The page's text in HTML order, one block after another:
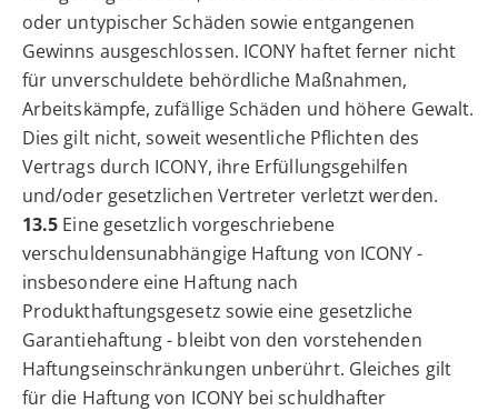
oder untypischer Schäden sowie entgangenen
Gewinns ausgeschlossen. ICONY haftet ferner nicht
für unverschuldete behördliche Maßnahmen,
Arbeitskämpfe, zufällige Schäden und höhere Gewalt.
Dies gilt nicht, soweit wesentliche Pflichten des
Vertrags durch ICONY, ihre Erfüllungsgehilfen
und/oder gesetzlichen Vertreter verletzt werden.
13.5 Eine gesetzlich vorgeschriebene
verschuldensunabhängige Haftung von ICONY -
insbesondere eine Haftung nach
Produkthaftungsgesetz sowie eine gesetzliche
Garantiehaftung - bleibt von den vorstehenden
Haftungseinschränkungen unberührt. Gleiches gilt
für die Haftung von ICONY bei schuldhafter